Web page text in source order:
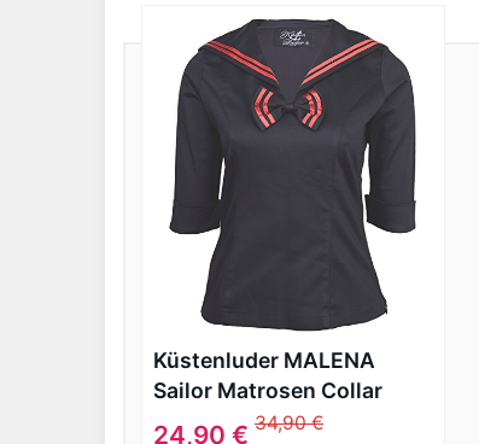
Küstenluder MALENA
Sailor Matrosen Collar
Vintage BLUSE – Blk
24,90 € 34,90 €